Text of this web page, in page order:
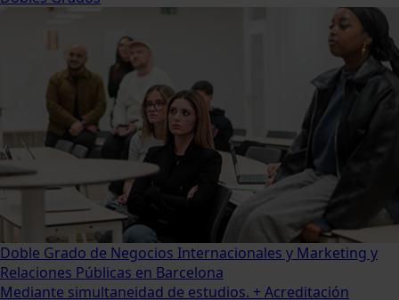
Doble Grado de Negocios Internacionales y Marketing y
Relaciones Públicas en Barcelona
Mediante simultaneidad de estudios. + Acreditación